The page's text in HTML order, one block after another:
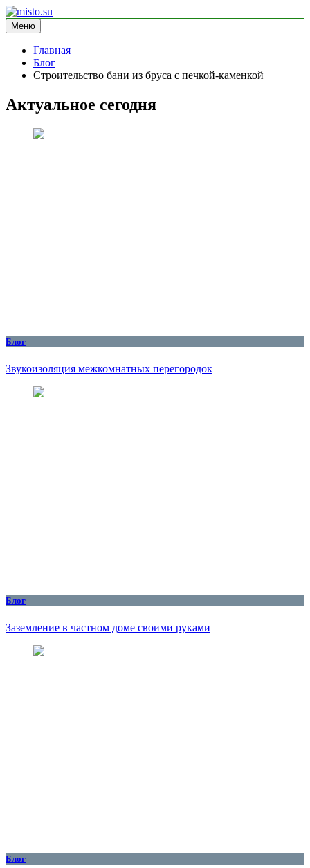
Перейти
к
содержимому
misto.su
информационный сайт
Меню
Главная
Блог
Строительство бани из бруса с печкой-каменкой
Актуальное сегодня
Блог
Звукоизоляция межкомнатных перегородок
Блог
Заземление в частном доме своими руками
Блог